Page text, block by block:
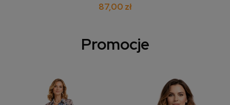
87,00 zł
Promocje